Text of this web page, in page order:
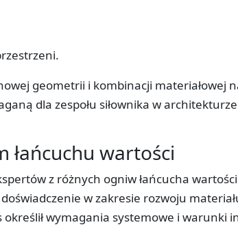
geometrii i kombinacji materiałowej
dla zespołu siłownika w
łańcuchu wartości
z różnych ogniw łańcucha
w zakresie rozwoju
określił wymagania systemowe i warunki